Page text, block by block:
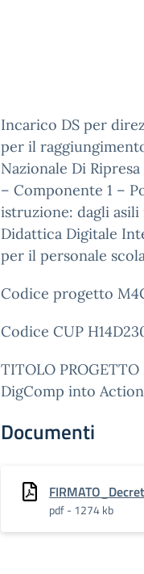
Incarico DS per
per il
Nazionale Di
– Componente 1 –
istruzione: dagli asili
Didattica Digitale
per il personale
Codice progetto
Codice CUP
TITOLO PROGETTO
DigComp into
Documenti
pdf - 1274 kb